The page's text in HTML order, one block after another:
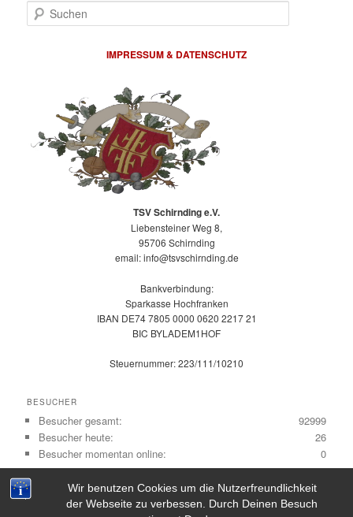
Wir benutzen Cookies um die Nutzerfreundlichkeit
der Webseite zu verbessen. Durch Deinen Besuch
Suchen
IMPRESSUM & DATENSCHUTZ
TSV Schirnding e.V.
Liebensteiner Weg 8,
95706 Schirnding
email: info@tsvschirnding.de
Bankverbindung:
Sparkasse Hochfranken
IBAN DE74 7805 0000 0620 2217 21
BIC BYLADEM1HOF
Steuernummer: 223/111/10210
BESUCHER
92999
Besucher gesamt:
26
Besucher heute:
0
Besucher momentan online:
|